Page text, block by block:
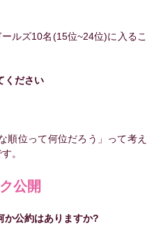
ルズ10名(15位~24位)に入るこ
ださい
位って何位だろう」って考え
。
公開
公約はありますか?